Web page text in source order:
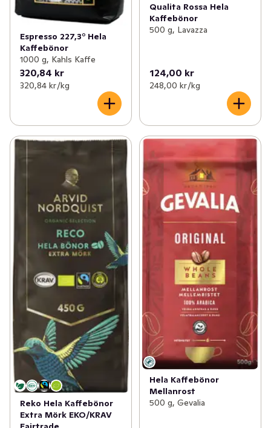
Espresso 227,3° Hela
Kaffebönor
1000 g, Kahls Kaffe
320,84 kr
320,84 kr /kg
Qualita Rossa Hela
Kaffebönor
500 g, Lavazza
124,00 kr
248,00 kr /kg
Reko Hela Kaffebönor
Extra Mörk EKO/KRAV
Hela Kaffebönor
Mellanrost
500 g, Gevalia